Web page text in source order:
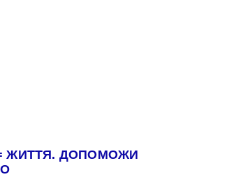
ЖИТТЯ. ДОПОМОЖИ